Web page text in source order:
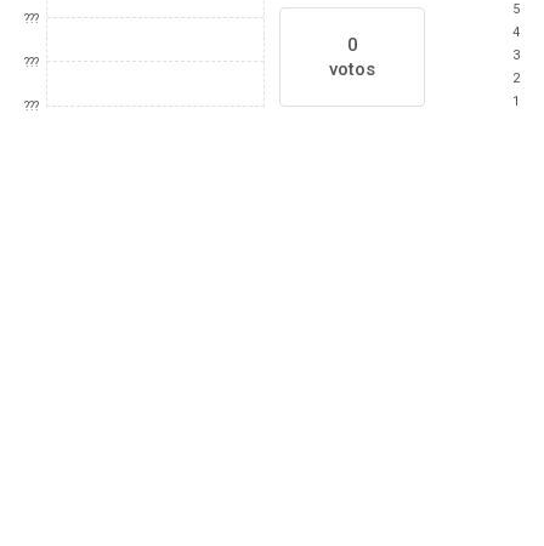
???
???
???
0
votos
5
4
3
2
1